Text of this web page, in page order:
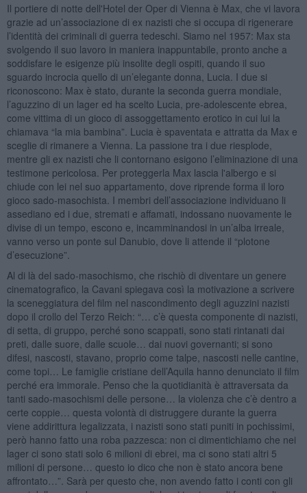
Il portiere di notte dell'Hotel der Oper di Vienna è Max, che vi lavora
grazie ad un’associazione di ex nazisti che si occupa di rigenerare
l’identità dei criminali di guerra tedeschi. Siamo nel 1957: Max sta
svolgendo il suo lavoro in maniera inappuntabile, pronto anche a
soddisfare le esigenze più insolite degli ospiti, quando il suo
sguardo incrocia quello di un’elegante donna, Lucia. I due si
riconoscono: Max è stato, durante la seconda guerra mondiale,
l’aguzzino di un lager ed ha scelto Lucia, pre-adolescente ebrea,
come vittima di un gioco di assoggettamento erotico in cui lui la
chiamava “la mia bambina”. Lucia è spaventata e attratta da Max e
sceglie di rimanere a Vienna. La passione tra i due riesplode,
mentre gli ex nazisti che li contornano esigono l’eliminazione di una
testimone pericolosa. Per proteggerla Max lascia l'albergo e si
chiude con lei nel suo appartamento, dove riprende forma il loro
gioco sado-masochista. I membri dell’associazione individuano li
assediano ed i due, stremati e affamati, indossano nuovamente le
divise di un tempo, escono e, incamminandosi in un’alba irreale,
vanno verso un ponte sul Danubio, dove li attende il “plotone
d’esecuzione”.
Al di là del sado-masochismo, che rischiò di diventare un genere
cinematografico, la Cavani spiegava così la motivazione a scrivere
la sceneggiatura del film nel nascondimento degli aguzzini nazisti
dopo il crollo del Terzo Reich: “… c’è questa componente di nazisti,
di setta, di gruppo, perché sono scappati, sono stati rintanati dai
preti, dalle suore, dalle scuole… dai nuovi governanti; si sono
difesi, nascosti, stavano, proprio come talpe, nascosti nelle cantine,
come topi… Le famiglie cristiane dell’Aquila hanno denunciato il film
perché era immorale. Penso che la quotidianità è attraversata da
tanti sado-masochismi delle persone… la violenza che c’è dentro a
certe coppie… questa volontà di distruggere durante la guerra
viene addirittura legalizzata, i nazisti sono stati puniti in pochissimi,
però hanno fatto una roba pazzesca: non ci dimentichiamo che nei
lager ci sono stati solo 6 milioni di ebrei, ma ci sono stati altri 5
milioni di persone… questo io dico che non è stato ancora bene
affrontato…”. Sarà per questo che, non avendo fatto i conti con gli